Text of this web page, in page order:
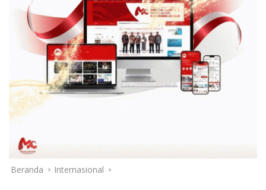
Beranda Internasional